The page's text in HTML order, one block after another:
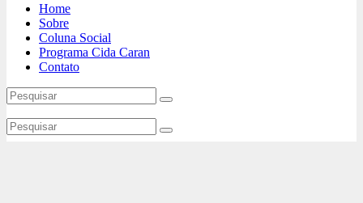
Home
Sobre
Coluna Social
Programa Cida Caran
Contato